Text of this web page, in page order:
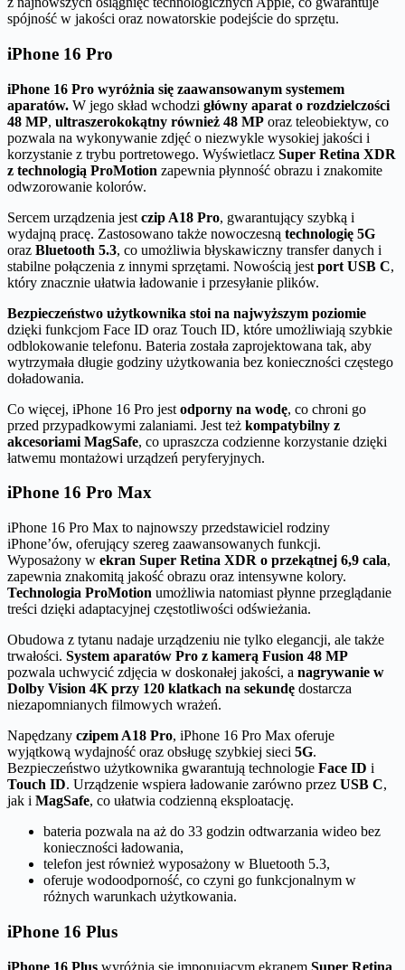
spójność w jakości oraz nowatorskie podejście do sprzętu.
iPhone 16 Pro
iPhone 16 Pro wyróżnia się zaawansowanym systemem
aparatów. W jego skład wchodzi główny aparat o rozdzielczości
48 MP, ultraszerokokątny również 48 MP oraz teleobiektyw, co
pozwala na wykonywanie zdjęć o niezwykle wysokiej jakości i
korzystanie z trybu portretowego. Wyświetlacz Super Retina XDR
z technologią ProMotion zapewnia płynność obrazu i znakomite
odwzorowanie kolorów.
Sercem urządzenia jest czip A18 Pro, gwarantujący szybką i
wydajną pracę. Zastosowano także nowoczesną technologię 5G
oraz Bluetooth 5.3, co umożliwia błyskawiczny transfer danych i
stabilne połączenia z innymi sprzętami. Nowością jest port USB C,
który znacznie ułatwia ładowanie i przesyłanie plików.
Bezpieczeństwo użytkownika stoi na najwyższym poziomie
dzięki funkcjom Face ID oraz Touch ID, które umożliwiają szybkie
odblokowanie telefonu. Bateria została zaprojektowana tak, aby
wytrzymała długie godziny użytkowania bez konieczności częstego
doładowania.
Co więcej, iPhone 16 Pro jest odporny na wodę, co chroni go
przed przypadkowymi zalaniami. Jest też kompatybilny z
akcesoriami MagSafe, co upraszcza codzienne korzystanie dzięki
łatwemu montażowi urządzeń peryferyjnych.
iPhone 16 Pro Max
iPhone 16 Pro Max to najnowszy przedstawiciel rodziny
iPhone’ów, oferujący szereg zaawansowanych funkcji.
Wyposażony w ekran Super Retina XDR o przekątnej 6,9 cala,
zapewnia znakomitą jakość obrazu oraz intensywne kolory.
Technologia ProMotion umożliwia natomiast płynne przeglądanie
treści dzięki adaptacyjnej częstotliwości odświeżania.
Obudowa z tytanu nadaje urządzeniu nie tylko elegancji, ale także
trwałości. System aparatów Pro z kamerą Fusion 48 MP
pozwala uchwycić zdjęcia w doskonałej jakości, a nagrywanie w
Dolby Vision 4K przy 120 klatkach na sekundę dostarcza
niezapomnianych filmowych wrażeń.
Napędzany czipem A18 Pro, iPhone 16 Pro Max oferuje
wyjątkową wydajność oraz obsługę szybkiej sieci 5G.
Bezpieczeństwo użytkownika gwarantują technologie Face ID i
Touch ID. Urządzenie wspiera ładowanie zarówno przez USB C,
jak i MagSafe, co ułatwia codzienną eksploatację.
bateria pozwala na aż do 33 godzin odtwarzania wideo bez
konieczności ładowania,
telefon jest również wyposażony w Bluetooth 5.3,
oferuje wodoodporność, co czyni go funkcjonalnym w
różnych warunkach użytkowania.
iPhone 16 Plus
iPhone 16 Plus wyróżnia się imponującym ekranem Super Retina